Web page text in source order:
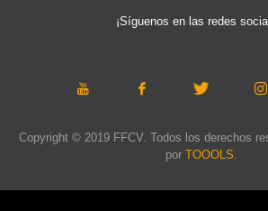
¡Síguenos en las redes
Copyright © 2019 FFCV. Todos los derechos
por TOOOLS.